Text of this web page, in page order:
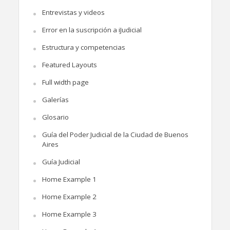
Entrevistas y videos
Error en la suscripción a iJudicial
Estructura y competencias
Featured Layouts
Full width page
Galerías
Glosario
Guía del Poder Judicial de la Ciudad de Buenos
Aires
Guía Judicial
Home Example 1
Home Example 2
Home Example 3